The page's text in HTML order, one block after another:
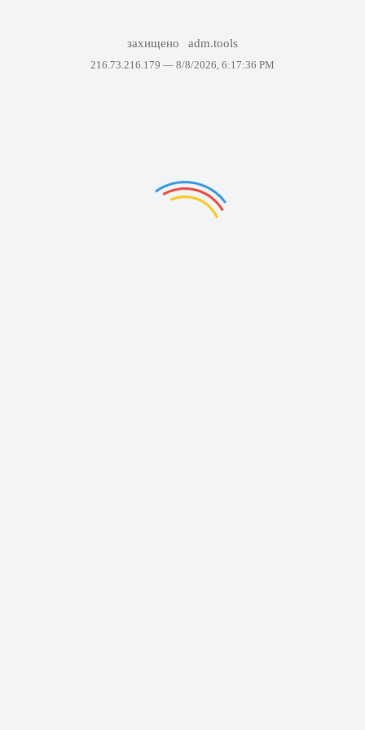
захищено adm.tools
216.73.216.179 — 8/8/2026, 6:17:36 PM